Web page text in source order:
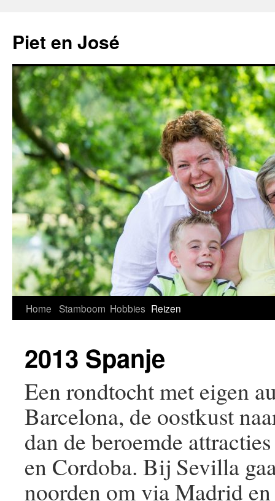
de
inhoud
Piet en José
Home Stamboom Hobbies Reizen
2013 Spanje
Een rondtocht met eigen
Barcelona, de oostkust
dan de beroemde
en Cordoba. Bij Sevilla
noorden om via Madrid